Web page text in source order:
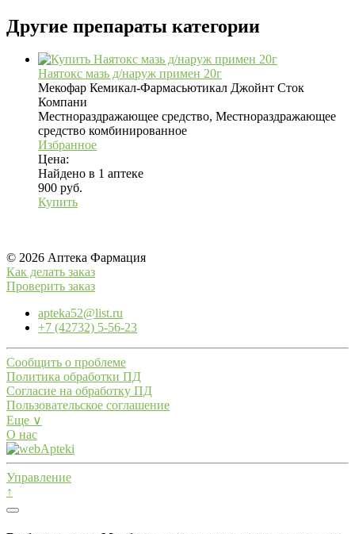
Другие препараты категории
Наятокс мазь д/наруж примен 20г
Мекофар Кемикал-Фармасьютикал Джойнт Сток
Компани
Местнораздражающее средство, Местнораздражающее
средство комбинированное
Избранное
Цена:
Найдено в 1 аптеке
900 руб.
Купить
© 2026 Аптека Фармация
Как делать заказ
Проверить заказ
apteka52@list.ru
+7 (42732) 5-56-23
Сообщить о проблеме
Политика обработки ПД
Согласие на обработку ПД
Пользовательское соглашение
Еще ∨
О нас
Управление
↑